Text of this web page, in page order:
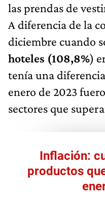
las prendas de
A diferencia de la
diciembre cuando
hoteles (108,8%)
tenía una
enero de 2023
sectores que
Inflación:
productos